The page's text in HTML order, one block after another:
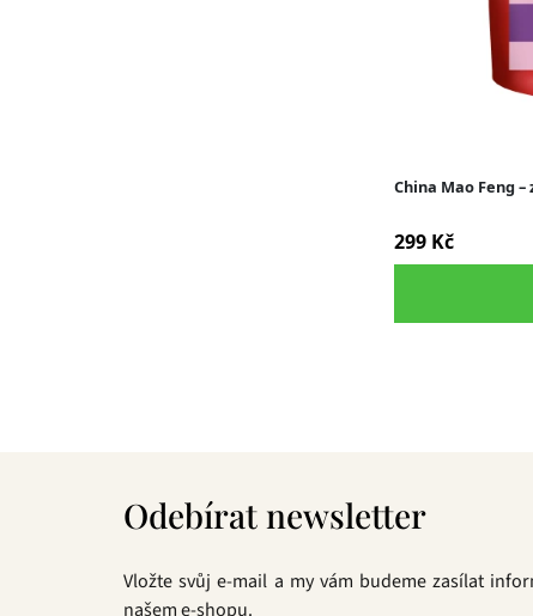
Odebírat newsletter
Vložte svůj e-mail a my vám budeme zasílat
našem e-shopu.